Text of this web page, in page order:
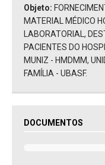
Objeto:
MATERIAL MÉDICO
LABORATORIAL,
PACIENTES DO
MUNIZ - HMDMM,
FAMÍLIA - UBASF.
DOCUMENTOS